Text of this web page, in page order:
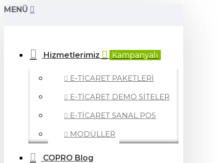
MENÜ
Hizmetlerimiz Kampanyalı
E-TİCARET PAKETLERİ
E-TİCARET DEMO SİTELER
E-TİCARET SANAL POS
MODÜLLER
COPRO Blog